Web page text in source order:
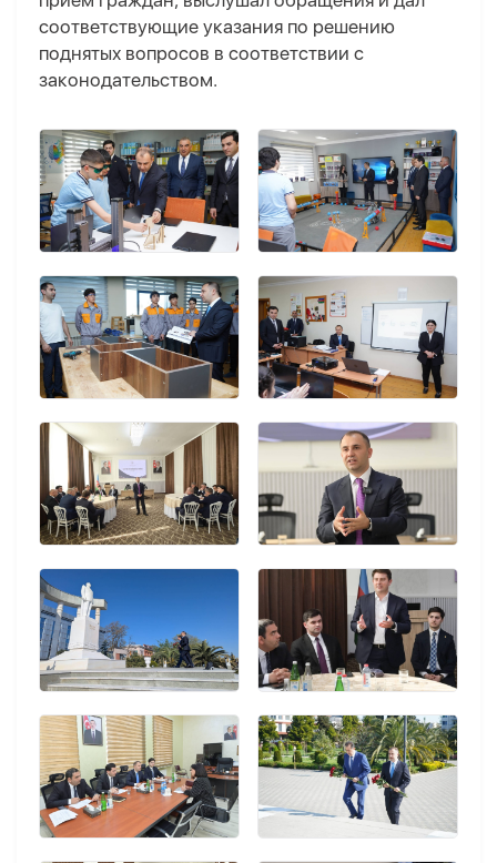
соответствующие указания по решению
поднятых вопросов в соответствии с
законодательством.